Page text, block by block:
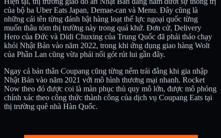
của bộ ba Uber Eats Japan, Demae-can và Menu. Đây cũng là
những cái tên từng đánh bật hàng loạt thế lực ngoại quốc từng
muốn thâu tóm thị trường này trong quá khứ. Đơn cử, Delivery
Hero của Đức và Didi Chuxing của Trung Quốc đã phải tháo chạy
khỏi Nhật Bản vào năm 2022, trong khi ứng dụng giao hàng Wolt
của Phần Lan cũng vừa phải nối gót rút lui gần đây.
Ngay cả bản thân Coupang cũng từng nếm trái đắng khi gia nhập
Nhật Bản vào năm 2021 với mô hình thương mại nhanh. Rocket
Now theo đó được coi là màn phục thù quy mô lớn, được mô phỏng
chính xác theo công thức thành công của dịch vụ Coupang Eats tại
thị trường quê nhà Hàn Quốc.